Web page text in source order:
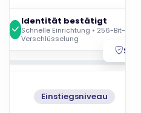
Identität bestätigt
Schnelle Einrichtung • 256-Bit-
Verschlüsselung
Einstiegsniveau